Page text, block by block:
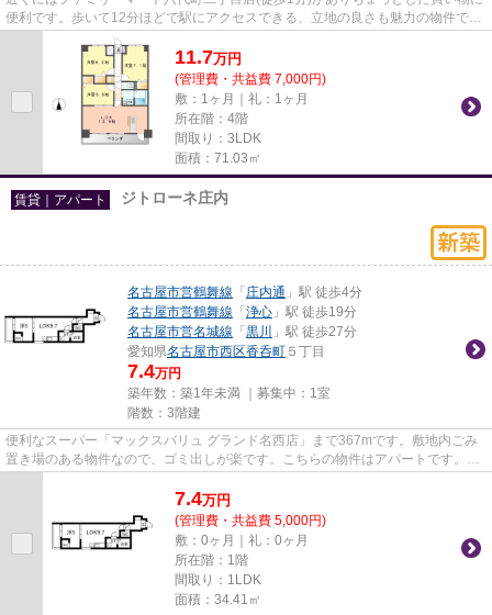
便利です。歩いて12分ほどで駅にアクセスできる、立地の良さも魅力の物件で
す。デザイナーズ物件なので、...
11.7万円
(管理費・共益費 7,000円)
敷：1ヶ月｜礼：1ヶ月
所在階：4階
間取り：3LDK
面積：71.03㎡
賃貸｜アパート ジトローネ庄内
名古屋市営鶴舞線 「 庄内通 」駅 徒歩4分
名古屋市営鶴舞線 「 浄心 」駅 徒歩19分
名古屋市営名城線 「 黒川
」駅 徒歩27分
愛知県名古屋市西区香呑町 ５丁目
7.4万円
築年数：築1年未満 ｜募集中： 1室
階数：3階建
便利なスーパー「マックスバリュ グランド名西店」まで367mです。敷地内ごみ
置き場のある物件なので、ゴミ出しが楽です。こちらの物件はアパートです。
7.4万円
(管理費・共益費 5,000円)
敷：0ヶ月｜礼：0ヶ月
所在階：1階
間取り：1LDK
面積：34.41㎡